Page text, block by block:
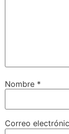
Nombre *
Correo